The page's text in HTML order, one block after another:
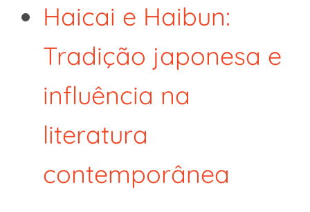
Haicai e Haibun:
Tradição japonesa e
influência na
literatura
contemporânea